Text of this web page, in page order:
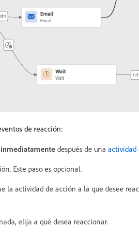
de reacción:
inmediatamente después de una actividad
Este paso es opcional.
la actividad de acción a la que desee
elija a qué desea reaccionar.